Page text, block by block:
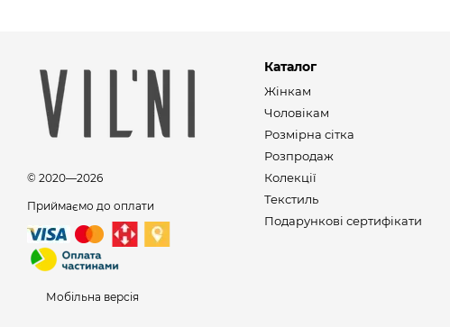
© 2020—2026
Приймаємо до оплати
Мобільна версія
Каталог
Жінкам
Чоловікам
Розмірна сітка
Розпродаж
Колекції
Текстиль
Подарункові сертифікати